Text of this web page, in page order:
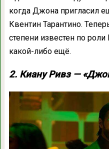
когда Джона пригласил
Квентин Тарантино.
степени известен по
какой-либо ещё.
2. Киану Ривз —